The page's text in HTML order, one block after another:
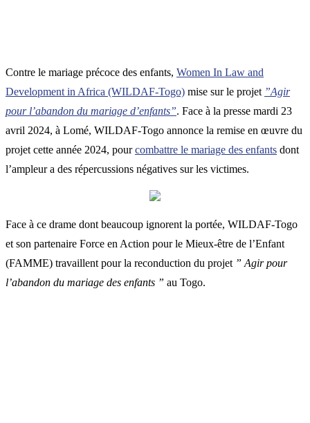
Contre le mariage précoce des enfants, Women In Law and
Development in Africa (WILDAF-Togo) mise sur le projet ”Agir
pour l’abandon du mariage d’enfants”. Face à la presse mardi 23
avril 2024, à Lomé, WILDAF-Togo annonce la remise en œuvre du
projet cette année 2024, pourcombattre le mariage des enfants dont
l’ampleur a des répercussions négatives sur les victimes.
Face à ce drame dont beaucoup ignorent la portée, WILDAF-Togo
et son partenaire Force en Action pour le Mieux-être de l’Enfant
(FAMME) travaillent pour la reconduction du projet ” Agir pour
l’abandon du mariage des enfants ” au Togo.